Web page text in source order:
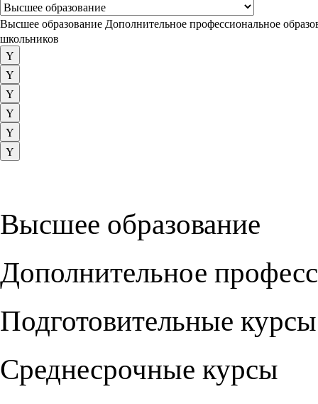
Высшее образование Дополнительное профессиональное
школьников
Высшее образование
Дополнительное
Подготовительные курсы
Среднесрочные курсы